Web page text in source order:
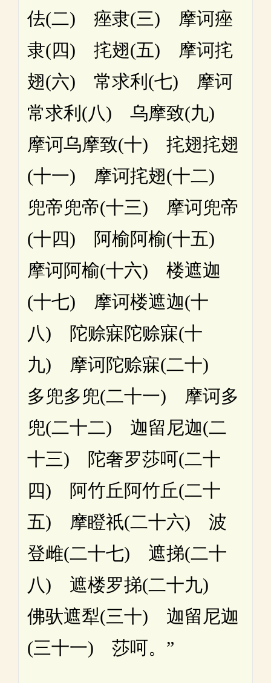
佉(二) 痤隶(三) 摩诃痤
隶(四) 挓翅(五) 摩诃挓
翅(六) 常求利(七) 摩诃
常求利(八) 乌摩致(九)
摩诃乌摩致(十) 挓翅挓翅
(十一) 摩诃挓翅(十二)
兜帝兜帝(十三) 摩诃兜帝
(十四) 阿榆阿榆(十五)
摩诃阿榆(十六) 楼遮迦
(十七) 摩诃楼遮迦(十
八) 陀赊寐陀赊寐(十
九) 摩诃陀赊寐(二十)
多兜多兜(二十一) 摩诃多
兜(二十二) 迦留尼迦(二
十三) 陀奢罗莎呵(二十
四) 阿竹丘阿竹丘(二十
五) 摩瞪祇(二十六) 波
登雌(二十七) 遮挮(二十
八) 遮楼罗挮(二十九)
佛驮遮犁(三十) 迦留尼迦
(三十一) 莎呵。”